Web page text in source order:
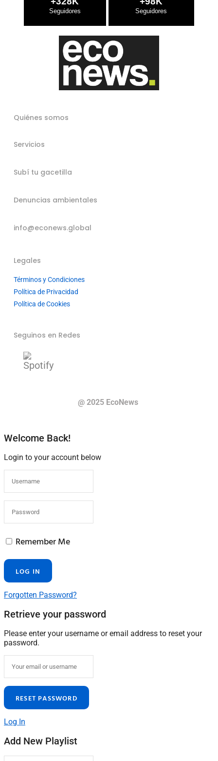
Quiénes somos
Servicios
Subí tu gacetilla
Denuncias ambientales
info@econews.global
Legales
Términos y Condiciones
Política de Privacidad
Política de Cookies
Seguinos en Redes
@ 2025 EcoNews
Welcome Back!
Login to your account below
Remember Me
Forgotten Password?
Retrieve your password
Please enter your username or email address to reset your
password.
Log In
Add New Playlist